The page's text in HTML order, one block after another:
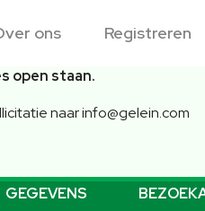
ons Registreren
open staan.
naar info@gelein.com
GEGEVENS